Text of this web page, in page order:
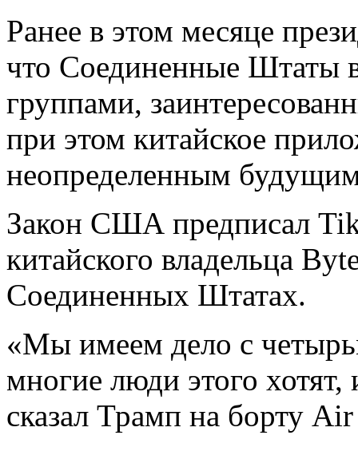
Ранее в этом месяце
что Соединенные Штаты
группами,
при этом китайское
неопределенным
Закон США предписал
китайского владельца
Соединенных Штатах.
«Мы имеем дело с
многие люди этого
сказал Трамп на борту